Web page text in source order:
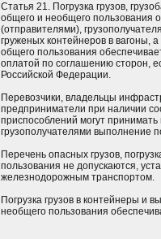
Статья 21. Погрузка грузов,
общего и необщего пользования
(отправителями),
груженых контейнеров в вагоны,
общего пользования
оплатой по соглашению сторон,
Российской Федерации.
Перевозчики, владельцы
предприниматели при наличии
приспособлений могут
грузополучателями выполнение
Перечень опасных грузов,
пользования не допускаются,
железнодорожным транспортом.
Погрузка грузов в контейнеры и
необщего пользования